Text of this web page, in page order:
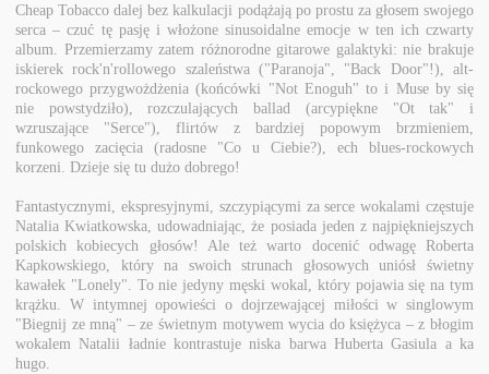
Cheap Tobacco dalej bez kalkulacji podążają po prostu za głosem swojego
serca – czuć tę pasję i włożone sinusoidalne emocje w ten ich czwarty
album. Przemierzamy zatem różnorodne gitarowe galaktyki: nie brakuje
iskierek rock'n'rollowego szaleństwa ("Paranoja", "Back Door"!), alt-
rockowego przygwożdżenia (końcówki "Not Enoguh" to i Muse by się
nie powstydziło), rozczulających ballad (arcypiękne "Ot tak" i
wzruszające "Serce"), flirtów z bardziej popowym brzmieniem,
funkowego zacięcia (radosne "Co u Ciebie?), ech blues-rockowych
korzeni. Dzieje się tu dużo dobrego!
Fantastycznymi, ekspresyjnymi, szczypiącymi za serce wokalami częstuje
Natalia Kwiatkowska, udowadniając, że posiada jeden z najpiękniejszych
polskich kobiecych głosów! Ale też warto docenić odwagę Roberta
Kapkowskiego, który na swoich strunach głosowych uniósł świetny
kawałek "Lonely". To nie jedyny męski wokal, który pojawia się na tym
krążku. W intymnej opowieści o dojrzewającej miłości w singlowym
"Biegnij ze mną" – ze świetnym motywem wycia do księżyca – z błogim
wokalem Natalii ładnie kontrastuje niska barwa Huberta Gasiula a ka
hugo.